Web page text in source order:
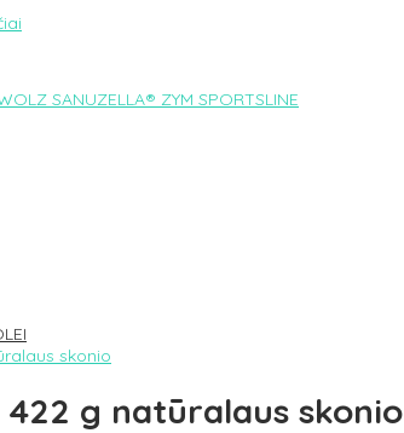
skonio
422 g natūralaus skonio